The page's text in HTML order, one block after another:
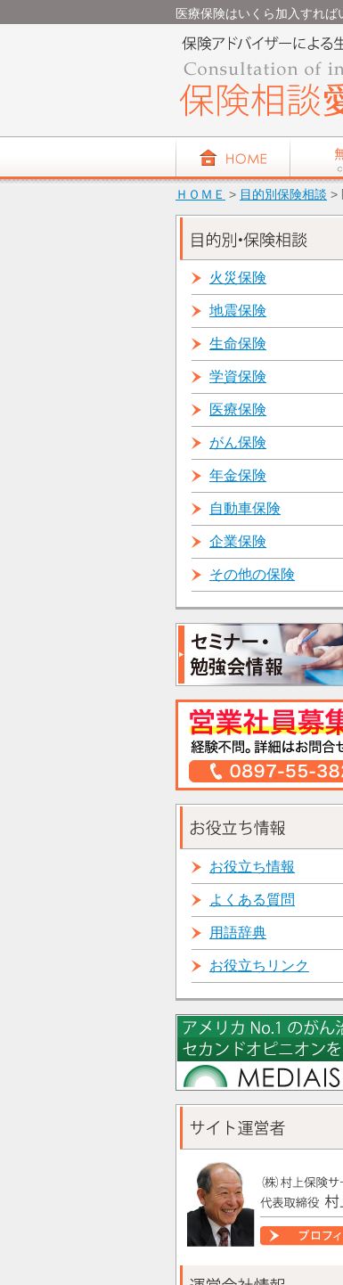
医療保険はいくら加入すれ
ＨＯＭＥ > 目的別保険相談 >
火災保険
地震保険
生命保険
学資保険
医療保険
がん保険
年金保険
自動車保険
企業保険
その他の保険
お役立ち情報
よくある質問
用語辞典
お役立ちリンク